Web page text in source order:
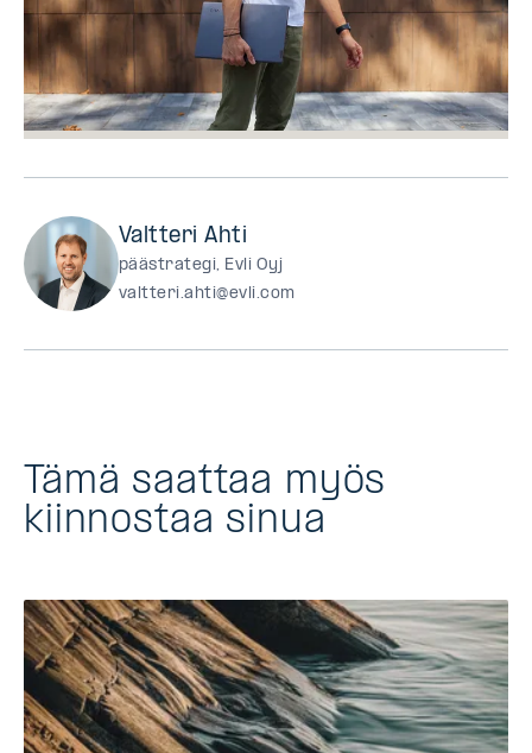
Valtteri Ahti
päästrategi, Evli Oyj
valtteri.ahti@evli.com
Tämä saattaa myös
kiinnostaa sinua